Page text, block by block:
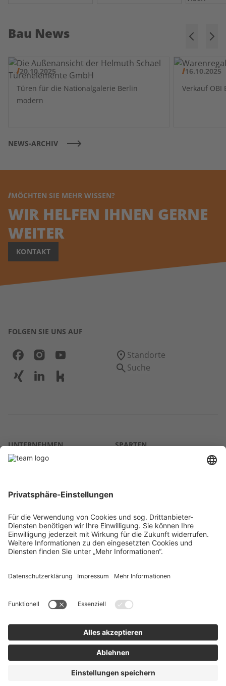
Bau News
20.10.2025
Türen für die Nationalgalerie Berlin
modern
16.10.2025
NEWS-ARCHIV
MÖCHTEN SIE MEHR WISSEN?
WIR HELFEN IHNEN GERNE
WEITER
KONTAKT
FOLGEN SIE UNS AUF
Standorte
Suche
UNTERNEHMEN
Über uns
Karriere
Kontakt
SPARTEN
RECHTLICHES
Lieferkette
Barrierefreiheitserklärung
Code of Conduct